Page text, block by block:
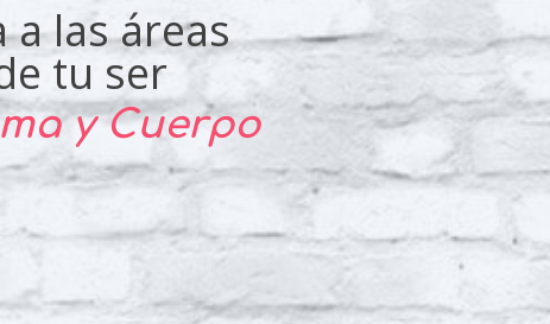
las áreas
tu ser
y Cuerpo